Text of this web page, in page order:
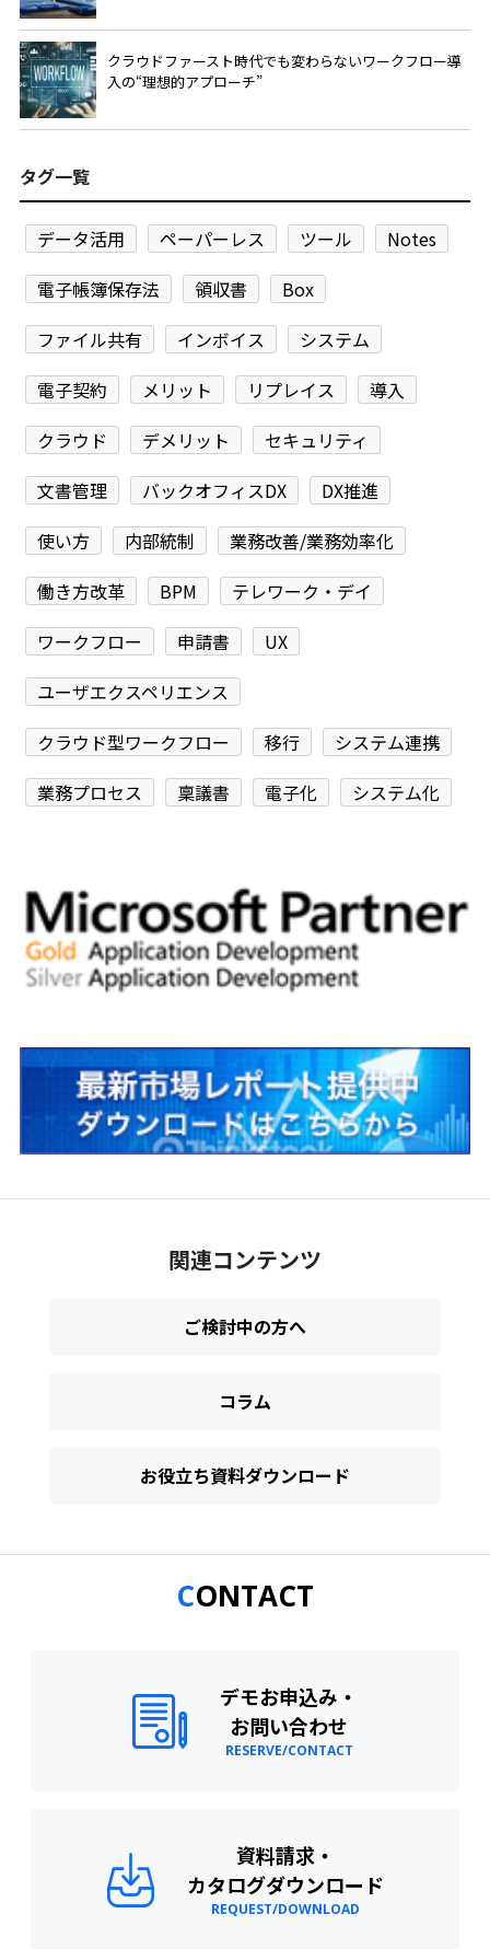
クラウドファースト時代でも変わらないワークフロー導
入の“理想的アプローチ”
タグ一覧
データ活用 ペーパーレス ツール
Notes
電子帳簿保存法
領収書
Box
ファイル共有
インボイス
システム
電子契約
メリット リプレイス
導入
クラウド
デメリット
セキュリティ
文書管理
バックオフィスDX
DX推進
使い方
内部統制
業務改善/業務効率化
働き方改革
BPM
テレワーク・デイ
ワークフロー
申請書
UX
ユーザエクスペリエンス
クラウド型ワークフロー
移行
システム連携
業務プロセス
稟議書 電子化 システム化
関連コンテンツ
ご検討中の方へ
コラム
お役立ち資料ダウンロード
CONTACT
デモお申込み・
お問い合わせ
RESERVE/CONTACT
資料請求・
カタログダウンロード
REQUEST/DOWNLOAD